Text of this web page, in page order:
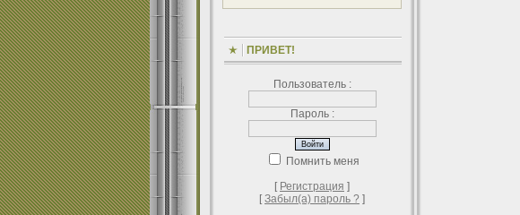
ПРИВЕТ!
Пользователь :
Пароль :
Помнить меня
[ Регистрация ]
[Забыл(а) пароль ? ]